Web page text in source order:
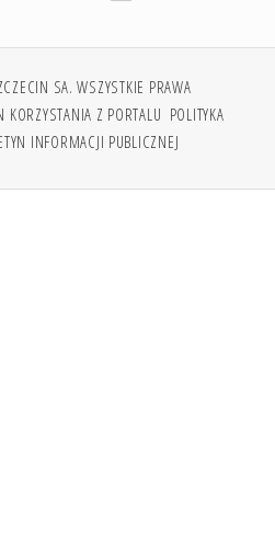
SA. WSZYSTKIE PRAWA
KORZYSTANIA Z PORTALU POLITYKA
INFORMACJI PUBLICZNEJ